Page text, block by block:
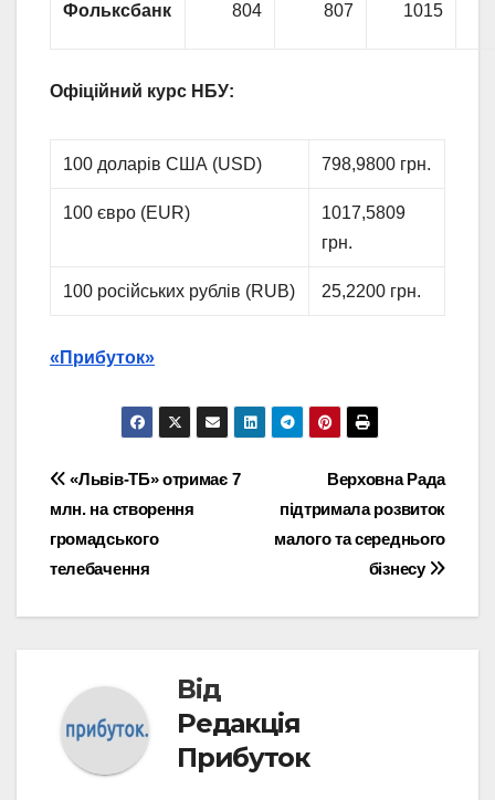
Фольксбанк 804 807 1015
Офіційний курс НБУ:
100 доларів США (USD) 798,9800 грн.
100 євро (EUR)
1017,5809
грн.
100 російських рублів (RUB) 25,2200 грн.
«Прибуток»
Навігація
записів
Верховна Рада
підтримала розвиток
малого та середнього
бізнесу
«Львів-ТБ» отримає 7
млн. на створення
громадського
телебачення
Від
Редакція
Прибуток